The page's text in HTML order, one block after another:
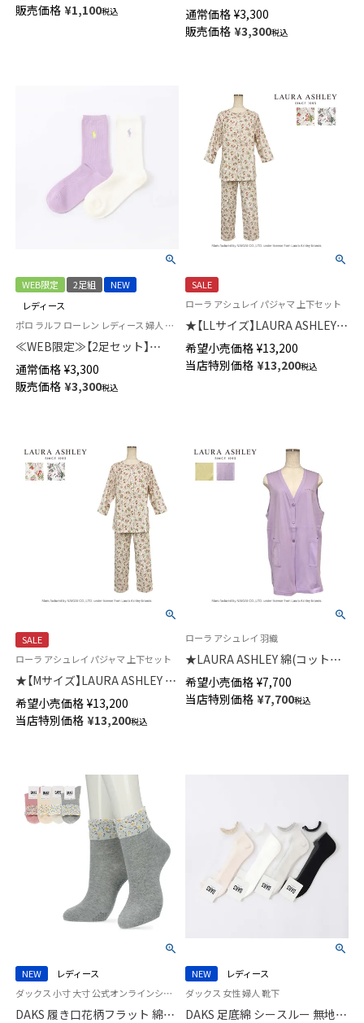
販売価格 ¥1,100税込
POLO RALPH LAUREN オーガ
ニックコットン混 CABLE
STRIPE ＆ BIG POLO PLAYER
通常価格 ¥3,300
販売価格 ¥3,300税込
WEB限定 2足組
NEW
レディース
ポロ ラルフ ローレン レディース 婦人 靴下 カジュアル 26SS
≪WEB限定≫【2足セット】
POLO RALPH LAUREN
COLLAR PLAIN ＆ RIB クルー丈
ソックス レディース 93246300
通常価格 ¥3,300
販売価格 ¥3,300税込
SALE
ローラ アシュレイ パジャマ 上下セット
★【LLサイズ】LAURA ASHLEY
綿(コットン)100％ ダブルガー
ゼ パジャマ 前ボタン ラドホー
ルフルーツ柄 8分袖 長丈パンツ
希望小売価格 ¥13,200
当店特別価格 ¥13,200税込
SALE
ローラ アシュレイ パジャマ 上下セット
★【Mサイズ】LAURA ASHLEY 綿
(コットン)100％ ダブルガーゼ
パジャマ 前ボタン 8分袖 長丈パ
ンツ ラドホールフルーツ柄 レ
希望小売価格 ¥13,200
当店特別価格 ¥13,200税込
ローラ アシュレイ 羽織
★LAURA ASHLEY 綿(コット
ン)100％ 長め丈ベスト ジレ 無
地 レディース 73286072
希望小売価格 ¥7,700
当店特別価格 ¥7,700税込
NEW
レディース
ダックス 小寸 大寸 公式オンラインショップ 婦人靴下 女性
DAKS 履き口花柄フラット 綿混
NEW
レディース
ダックス 女性 婦人 靴下
DAKS 足底綿 シースルー 無地